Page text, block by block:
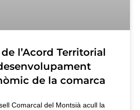
l’Acord Territorial
de la comarca
Comarcal del Montsià acull la